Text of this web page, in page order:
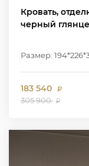
Кровать,
черный
Размер:
183 540 ₽
305 900 ₽